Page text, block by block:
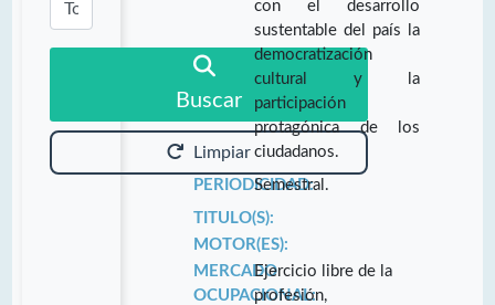
Buscar
Limpiar
con el desarrollo
sustentable del país la
democratización
cultural y la
participación
protagónica de los
ciudadanos.
PERIODICIDAD:
Semestral.
TITULO(S):
MOTOR(ES):
MERCADO
OCUPACIONAL:
Ejercicio libre de la
profesión,